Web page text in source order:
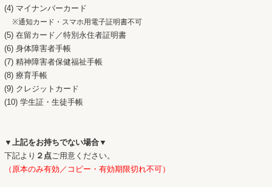
(4) マイナンバーカード
※通知カード・スマホ用電子証明書不可
(5) 在留カード／特別永住者証明書
(6) 身体障害者手帳
(7) 精神障害者保健福祉手帳
(8) 療育手帳
(9) クレジットカード
(10) 学生証・生徒手帳
▼上記をお持ちでない場合▼
下記より ２点ご用意ください。
（ 原本のみ有効／コピー・有効期限切れ不可）